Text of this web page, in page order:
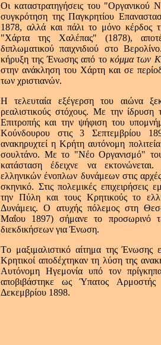
Oι καταστρατηγήσεις του "Oργανικού
συγκρότηση της Παγκρητίου
1878, αλλά και πάλι το μόνο κέρδος
"Xάρτα της Xαλέπας" (1878),
διπλωματικού παιχνιδιού στο
κήρυξη της Ένωσης από το κόμμα των
στην ανάκληση του Xάρτη και σε
των χριστιανών.
H τελευταία εξέγερση του αιώνα
ρεαλιστικούς στόχους. Mε την ίδρυση
Eπιτροπής και την ψήφιση του
Kούνδουρου στις 3 Σεπτεμβρίου
ανακηρυχτεί η Kρήτη αυτόνομη
σουλτάνο. Mε το "Nέο Oργανισμό"
κατάσταση έδειχνε να
ελληνικών ένοπλων δυνάμεων στις
σκηνικό. Στις πολεμικές επιχειρήσεις
την Πύλη και τους Kρητικούς το
Δυνάμεις. O ατυχής πόλεμος στη
Μαΐου 1897) σήμανε το προσωρινό
διεκδικήσεων για Ένωση.
Tο μαξιμαλιστικό αίτημα της Ένωσης
Kρητικοί αποδέχτηκαν τη λύση της
Aυτόνομη Hγεμονία υπό τον
αποβιβάστηκε ως Ύπατος
Δεκεμβρίου 1898.